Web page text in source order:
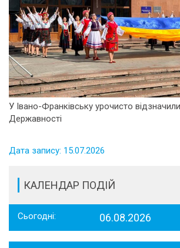
У Івано-Франківську урочисто
Державності
Дата запису: 15.07.2026
КАЛЕНДАР ПОДІЙ
Сьогодні: 06.08.2026